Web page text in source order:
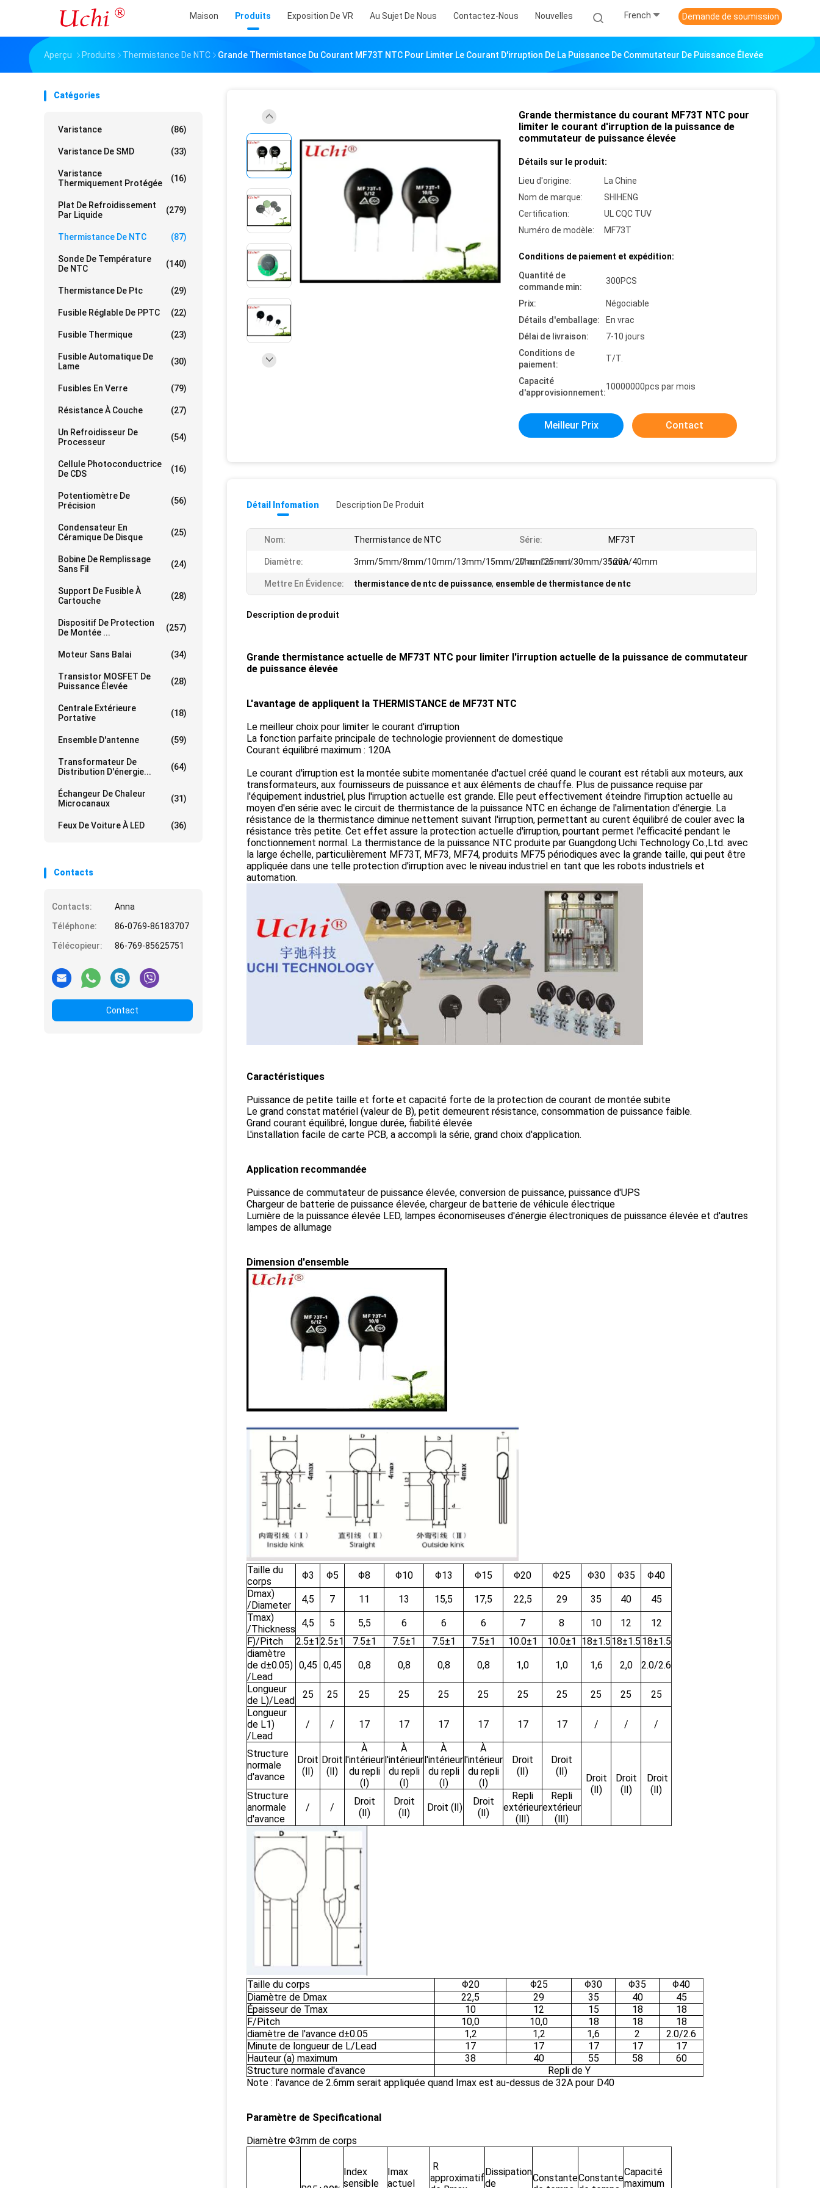
Maison Produits Exposition De VR Au Sujet De Nous Contactez-Nous Nouvelles French Demande de soumission
Aperçu Produits Thermistance De NTC Grande Thermistance Du Courant MF73T NTC Pour Limiter Le Courant D'irruption De La Puissance De Commutateur De Puissance Élevée
Catégories
Varistance (86)
Varistance De SMD (33)
Varistance
Thermiquement Protégée
(16)
Plat De Refroidissement
Par Liquide
(279)
Thermistance De NTC (87)
Sonde De Température
De NTC
(140)
Thermistance De Ptc (29)
Fusible Réglable De PPTC (22)
Fusible Thermique (23)
Fusible Automatique De
Lame
(30)
Fusibles En Verre (79)
Résistance À Couche (27)
Un Refroidisseur De
Processeur
(54)
Cellule Photoconductrice
De CDS
(16)
Potentiomètre De
Précision
(56)
Condensateur En
Céramique De Disque
(25)
Bobine De Remplissage
Sans Fil
(24)
Support De Fusible À
Cartouche
(28)
Dispositif De Protection
De Montée ...
(257)
Moteur Sans Balai (34)
Transistor MOSFET De
Puissance Élevée
(28)
Centrale Extérieure
Portative
(18)
Ensemble D'antenne (59)
Transformateur De
Distribution D'énergie...
(64)
Échangeur De Chaleur
Microcanaux
(31)
Feux De Voiture À LED (36)
Contacts
Contacts:
Anna
Téléphone:
86-0769-86183707
Télécopieur:
86-769-85625751
Contact
Grande thermistance du courant MF73T NTC pour
limiter le courant d'irruption de la puissance de
commutateur de puissance élevée
Détails sur le produit:
Lieu d'origine:
La Chine
Nom de marque:
SHIHENG
Certification:
UL CQC TUV
Numéro de modèle:
MF73T
Conditions de paiement et expédition:
Quantité de
commande min:
300PCS
Prix:
Négociable
Détails d'emballage:
En vrac
Délai de livraison:
7-10 jours
Conditions de
paiement:
T/T.
Capacité
d'approvisionnement:
10000000pcs par mois
Meilleur Prix Contact
Détail Infomation Description De Produit
Nom: Thermistance de NTC Série: MF73T
Diamètre: 3mm/5mm/8mm/10mm/13mm/15mm/20mm/25mm/30mm/35mm/40mm
Max. Current: 120A
Mettre En Évidence: thermistance de ntc de puissance, ensemble de thermistance de ntc
Description de produit
Grande thermistance actuelle de MF73T NTC pour limiter l'irruption actuelle de la puissance de commutateur
de puissance élevée
L'avantage de appliquent la THERMISTANCE de MF73T NTC
Le meilleur choix pour limiter le courant d'irruption
La fonction parfaite principale de technologie proviennent de domestique
Courant équilibré maximum : 120A
Le courant d'irruption est la montée subite momentanée d'actuel créé quand le courant est rétabli aux moteurs, aux
transformateurs, aux fournisseurs de puissance et aux éléments de chauffe. Plus de puissance requise par
l'équipement industriel, plus l'irruption actuelle est grande. Elle peut effectivement éteindre l'irruption actuelle au
moyen d'en série avec le circuit de thermistance de la puissance NTC en échange de l'alimentation d'énergie. La
résistance de la thermistance diminue nettement suivant l'irruption, permettant au curent équilibré de couler avec la
résistance très petite. Cet effet assure la protection actuelle d'irruption, pourtant permet l'efficacité pendant le
fonctionnement normal. La thermistance de la puissance NTC produite par Guangdong Uchi Technology Co.,Ltd. avec
la large échelle, particulièrement MF73T, MF73, MF74, produits MF75 périodiques avec la grande taille, qui peut être
appliquée dans une telle protection d'irruption avec le niveau industriel en tant que les robots industriels et
automation.
Caractéristiques
Puissance de petite taille et forte et capacité forte de la protection de courant de montée subite
Le grand constat matériel (valeur de B), petit demeurent résistance, consommation de puissance faible.
Grand courant équilibré, longue durée, fiabilité élevée
L'installation facile de carte PCB, a accompli la série, grand choix d'application.
Application recommandée
Puissance de commutateur de puissance élevée, conversion de puissance, puissance d'UPS
Chargeur de batterie de puissance élevée, chargeur de batterie de véhicule électrique
Lumière de la puissance élevée LED, lampes économiseuses d'énergie électroniques de puissance élevée et d'autres
lampes de allumage
Dimension d'ensemble
Taille du
corps
Φ3 Φ5 Φ8 Φ10 Φ13 Φ15 Φ20 Φ25 Φ30 Φ35
Φ40
Dmax)
/Diameter
4,5 7 11 13 15,5 17,5 22,5 29 35 40
45
Tmax)
/Thickness
4,5 5 5,5 6 6 6 7 8 10 12
12
F)/Pitch
2.5±12.5±1 7.5±1 7.5±1 7.5±1 7.5±1 10.0±1 10.0±1 18±1.518±1.5 18±1.5
diamètre
de d±0.05)
/Lead
0,45 0,45 0,8 0,8 0,8 0,8 1,0 1,0 1,6 2,0 2.0/2.6
Longueur
de L)/Lead
25 25 25 25 25 25 25 25 25 25
25
Longueur
de L1)
/Lead
/ / 17 17 17 17 17 17 / / /
Structure
normale
d'avance
Droit
(Ⅱ)
Droit
(Ⅱ)
À
l'intérieur
du repli
(Ⅰ)
À
l'intérieur
du repli
(Ⅰ)
À
l'intérieur
du repli
(Ⅰ)
À
l'intérieur
du repli
(Ⅰ)
Droit
(Ⅱ)
Droit
(Ⅱ)
Droit
(Ⅱ)
Droit
(Ⅱ)
Droit
(Ⅱ)
Structure
anormale
d'avance
/ /
Droit
(Ⅱ)
Droit
(Ⅱ)
Droit (Ⅱ)
Droit
(Ⅱ)
Repli
extérieur
(Ⅲ)
Repli
extérieur
(Ⅲ)
Taille du corps Φ20 Φ25 Φ30 Φ35
Φ40
Diamètre de Dmax
22,5 29 35 40
45
Épaisseur de Tmax
10 12 15 18
18
F/Pitch
10,0 10,0 18 18
18
diamètre de l'avance d±0.05
1,2 1,2 1,6 2
2.0/2.6
Minute de longueur de L/Lead
17 17 17 17
17
Hauteur (a) maximum
38 40 55 58
60
Structure normale d'avance
Repli de Y
Note : l'avance de 2.6mm serait appliquée quand Imax est au-dessus de 32A pour D40
Paramètre de Specificational
Diamètre Φ3mm de corps
Index
sensible
Imax
actuel
R
approximatif
Dissipation
de
ConstanteConstante
Capacité
maximum